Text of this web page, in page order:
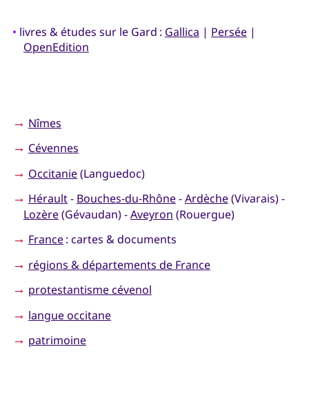
• livres & études sur le Gard : Gallica | Persée|
OpenEdition
→ Nîmes
→ Cévennes
→ Occitanie(Languedoc)
→ Hérault- Bouches-du-Rhône-Ardèche(Vivarais) -
Lozère(Gévaudan) -Aveyron (Rouergue)
→ France: cartes & documents
→ régions & départements de France
→ protestantisme cévenol
→ langue occitane
→ patrimoine